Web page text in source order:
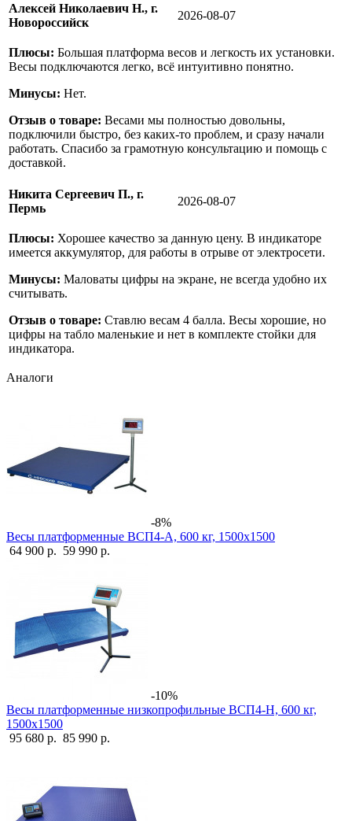
Алексей Николаевич Н., г.
Новороссийск
2026-08-07
Плюсы: Большая платформа весов и легкость их установки.
Весы подключаются легко, всё интуитивно понятно.
Минусы: Нет.
Отзыв о товаре: Весами мы полностью довольны,
подключили быстро, без каких-то проблем, и сразу начали
работать. Спасибо за грамотную консультацию и помощь с
доставкой.
Никита Сергеевич П., г.
Пермь
2026-08-07
Плюсы: Хорошее качество за данную цену. В индикаторе
имеется аккумулятор, для работы в отрыве от электросети.
Минусы: Маловаты цифры на экране, не всегда удобно их
считывать.
Отзыв о товаре: Ставлю весам 4 балла. Весы хорошие, но
цифры на табло маленькие и нет в комплекте стойки для
индикатора.
Аналоги
-8%
Весы платформенные ВСП4-А, 600 кг, 1500х1500
64 900 р. 59 990 р.
-10%
Весы платформенные низкопрофильные ВСП4-Н, 600 кг,
1500х1500
95 680 р. 85 990 р.